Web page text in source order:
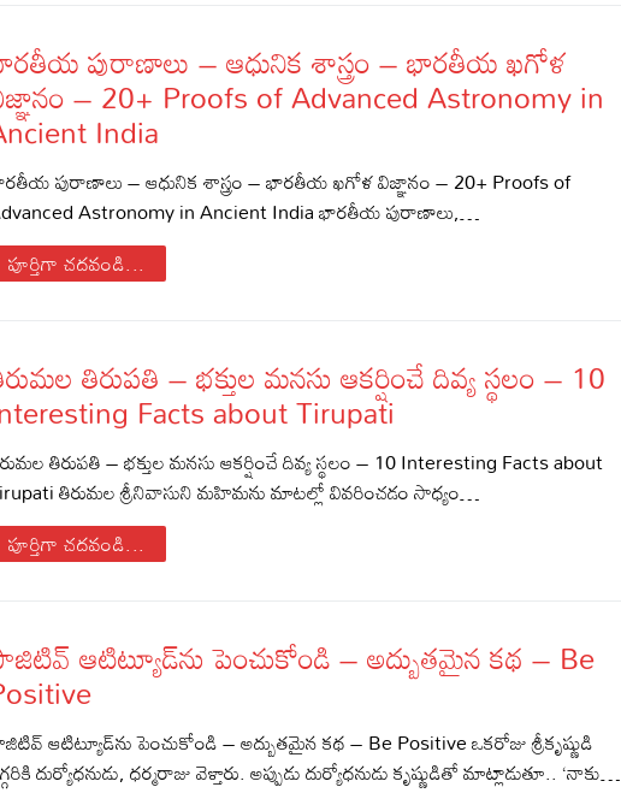
Devotional Songs
– Movie Songs
– Movie Songs
పురాణాలు – ఆధునిక శాస్త్రం – భారతీయ ఖగోళ
– 20+ Proofs of Advanced Astronomy in
India
పురాణాలు – ఆధునిక శాస్త్రం – భారతీయ ఖగోళ విజ్ఞానం – 20+ Proofs of
Astronomy in Ancient India భారతీయ పురాణాలు,…
పూర్తిగా చదవండి...
తిరుపతి – భక్తుల మనసు ఆకర్షించే దివ్య స్థలం – 10
Facts about Tirupati
తిరుపతి – భక్తుల మనసు ఆకర్షించే దివ్య స్థలం – 10 Interesting Facts about
తిరుమల శ్రీనివాసుని మహిమను మాటల్లో వివరించడం సాధ్యం…
పూర్తిగా చదవండి...
ఆటిట్యూడ్‌ను పెంచుకోండి – అద్బుతమైన కథ – Be
ఆటిట్యూడ్‌ను పెంచుకోండి – అద్బుతమైన కథ – Be Positive ఒకరోజు శ్రీకృష్ణుడి
దుర్యోధనుడు, ధర్మరాజు వెళ్తారు. అప్పుడు దుర్యోధనుడు కృష్ణుడితో మాట్లాడుతూ.. ‘నాకు…